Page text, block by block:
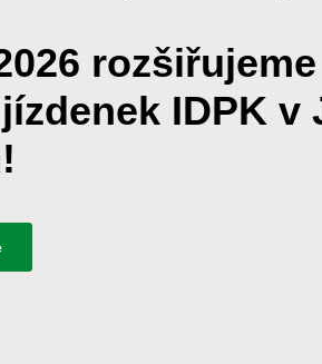
rozšiřujeme
IDPK v